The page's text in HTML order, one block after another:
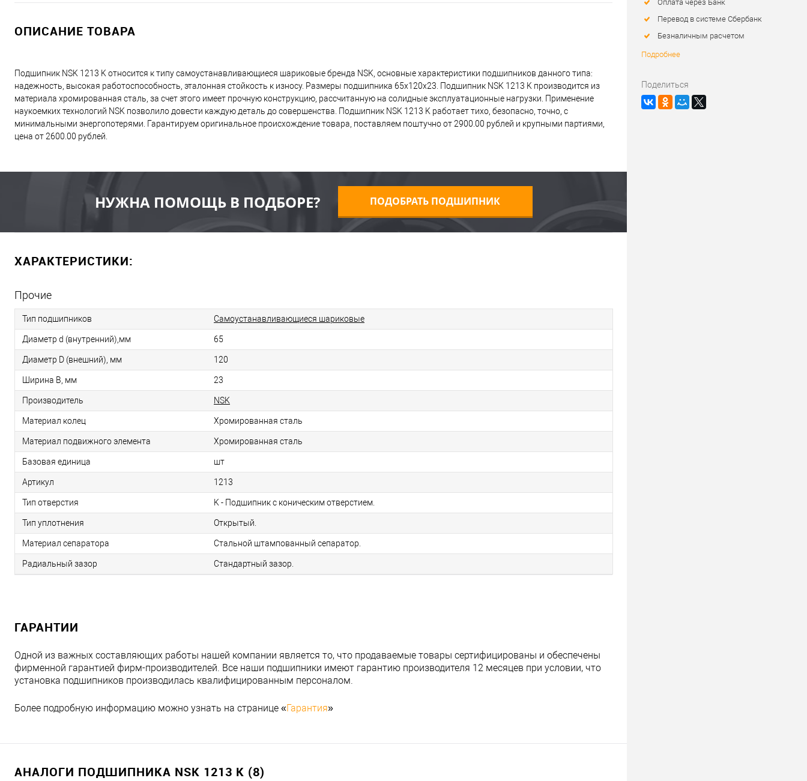
ОПИСАНИЕ ТОВАРА
Подшипник NSK 1213 K относится к типу самоустанавливающиеся шариковые бренда NSK, основные характеристики подшипников данного типа:
надежность, высокая работоспособность, эталонная стойкость к износу. Размеры подшипника 65x120x23. Подшипник NSK 1213 K производится из
материала хромированная сталь, за счет этого имеет прочную конструкцию, рассчитанную на солидные эксплуатационные нагрузки. Применение
наукоемких технологий NSK позволило довести каждую деталь до совершенства. Подшипник NSK 1213 K работает тихо, безопасно, точно, с
минимальными энергопотерями. Гарантируем оригинальное происхождение товара, поставляем поштучно от 2900.00 рублей и крупными партиями,
цена от 2600.00 рублей.
НУЖНА ПОМОЩЬ В ПОДБОРЕ? ПОДОБРАТЬ ПОДШИПНИК
ХАРАКТЕРИСТИКИ:
Прочие
Тип подшипников Самоустанавливающиеся шариковые
Диаметр d (внутренний),мм 65
Диаметр D (внешний), мм 120
Ширина B, мм 23
Производитель NSK
Материал колец Хромированная сталь
Материал подвижного элемента Хромированная сталь
Базовая единица шт
Артикул 1213
Тип отверстия K - Подшипник с коническим отверстием.
Тип уплотнения Открытый.
Материал сепаратора Стальной штампованный сепаратор.
Радиальный зазор Стандартный зазор.
ГАРАНТИИ
Одной из важных составляющих работы нашей компании является то, что продаваемые товары сертифицированы и обеспечены
фирменной гарантией фирм-производителей. Все наши подшипники имеют гарантию производителя 12 месяцев при условии, что
установка подшипников производилась квалифицированным персоналом.
Более подробную информацию можно узнать на странице «Гарантия»
АНАЛОГИ ПОДШИПНИКА NSK 1213 K (8)
Оплата через Банк
Перевод в системе Сбербанк
Безналичным расчетом
Подробнее
Поделиться